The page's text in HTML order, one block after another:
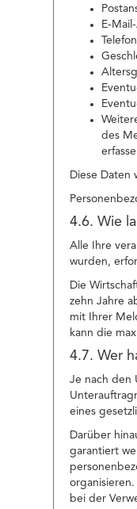
E-
des
Diese
4.6. Wie
Alle Ihre
wurden,
Die
zehn Jahre
mit Ihrer
kann die
4.7. Wer
Je nach den
eines
Darüber
garantiert
bei der